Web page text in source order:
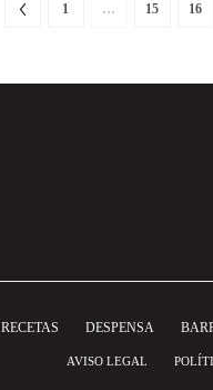
1 … 15 16
RECETAS DESPENSA
AVISO LEGAL